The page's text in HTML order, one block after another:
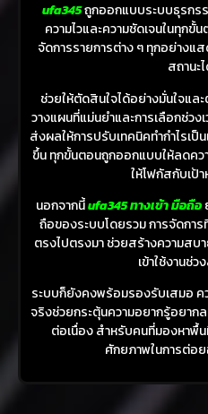
ufa345ถูกออกแบบระบบธุรกร
ความไวและความชัดเจนในทุกขั้
จัดการรายการต่าง ๆ ทุกอย่างแ
สถานะ
ช่วยให้ตัดสินใจได้อย่างมั่นใจแล
วางแผนที่แม่นยำและการเลือกช่วง
ส่งผลให้การปรับเทคนิคทำกำไรเป็
ขึ้น ทุกขั้นตอนถูกออกแบบให้ลดคว
ให้โฟกัสกับเป้
นอกจากนี้ufa345 ทางเข้า มือถือ
ถือของระบบโดยรวม การจัดกา
ตรงไปตรงมา ช่วยสร้างความสบา
เข้าใช้งานช่
ระบบก็ยังคงพร้อมรองรับเสมอ ค
จริงช่วยกระตุ้นความอยากรู้อยาก
ต่อเนื่อง สำหรับคนที่มองหาพื้น
ศักยภาพในการต่อ